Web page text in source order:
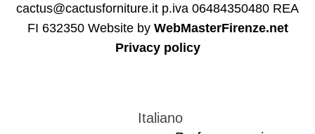
cactus@cactusforniture.it p.iva 06484350480 REA
FI 632350 Website by WebMasterFirenze.net
Privacy policy
Italiano